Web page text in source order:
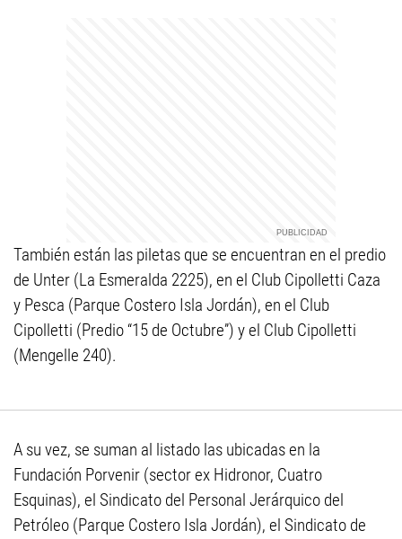
También están las piletas que se encuentran en el predio
de Unter (La Esmeralda 2225), en el Club Cipolletti Caza
y Pesca (Parque Costero Isla Jordán), en el Club
Cipolletti (Predio “15 de Octubre”) y el Club Cipolletti
(Mengelle 240).
A su vez, se suman al listado las ubicadas en la
Fundación Porvenir (sector ex Hidronor, Cuatro
Esquinas), el Sindicato del Personal Jerárquico del
Petróleo (Parque Costero Isla Jordán), el Sindicato de